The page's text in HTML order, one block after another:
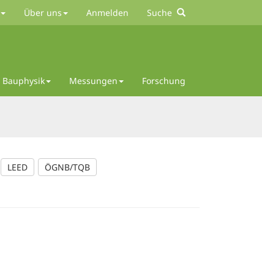
Über uns Anmelden Suche
Bauphysik Messungen Forschung
LEED
ÖGNB/TQB